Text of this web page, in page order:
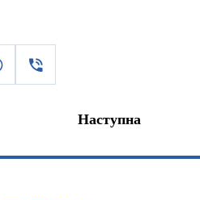
Наступна